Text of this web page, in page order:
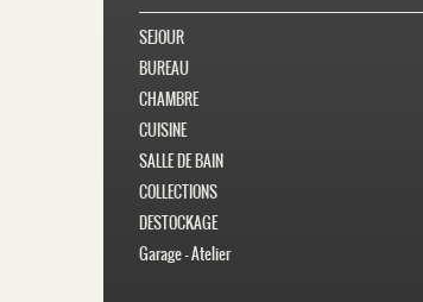
SEJOUR
BUREAU
CHAMBRE
CUISINE
SALLE DE BAIN
COLLECTIONS
DESTOCKAGE
Garage - Atelier